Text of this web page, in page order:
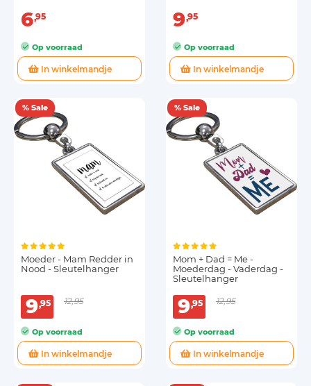
6 95
Op voorraad
In winkelmandje
9 95
Op voorraad
In winkelmandje
% Sale
Moeder - Mam Redder in
Nood - Sleutelhanger
9 95 12,95
Op voorraad
In winkelmandje
% Sale
Mom + Dad = Me -
Moederdag - Vaderdag -
Sleutelhanger
9 95 12,95
Op voorraad
In winkelmandje